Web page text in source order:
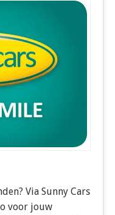
Via Sunny Cars
voor jouw